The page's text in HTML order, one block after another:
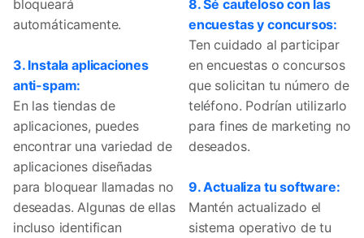
bloqueará
automáticamente.
3. Instala aplicaciones
anti-spam:
En las tiendas de
aplicaciones, puedes
encontrar una variedad de
aplicaciones diseñadas
para bloquear llamadas no
deseadas. Algunas de ellas
incluso identifican
8. Sé cauteloso con las
encuestas y concursos:
Ten cuidado al participar
en encuestas o concursos
que solicitan tu número de
teléfono. Podrían utilizarlo
para fines de marketing no
deseados.
9. Actualiza tu software:
Mantén actualizado el
sistema operativo de tu